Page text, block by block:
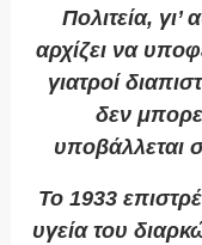
Πολιτεία,
αρχίζει να
γιατροί
δεν
υποβάλλεται
Το 1933
υγεία του